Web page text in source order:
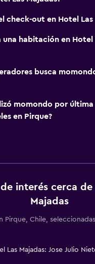
check-out en Hotel Las
una habitación en Hotel
busca
momondo por última
en Pirque?
interés cerca de
Majadas
Pirque, Chile,
Las Majadas: Jose Julio